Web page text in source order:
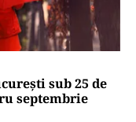
sub 25 de
septembrie